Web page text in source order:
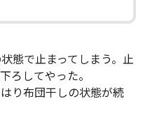
態で止まってしまう。止
ろしてやった。
り布団干しの状態が続